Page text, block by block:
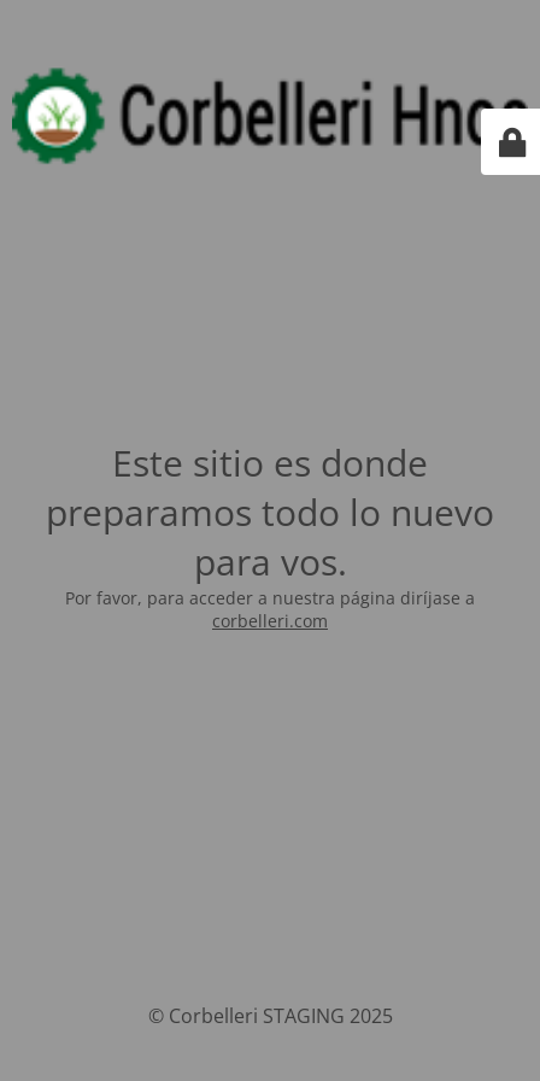
Este sitio es donde
preparamos todo lo nuevo
para vos.
Por favor, para acceder a nuestra página diríjase a
corbelleri.com
© Corbelleri STAGING 2025